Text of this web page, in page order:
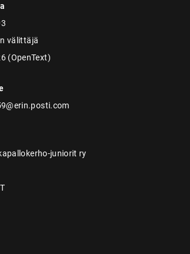
välittäjä
(OpenText)
juniorit ry